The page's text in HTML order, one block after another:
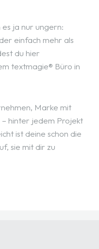
ja nur ungern:
einfach mehr als
du hier
textmagie® Büro in
Marke mit
– hinter jedem Projekt
ist deine schon die
sie mit dir zu